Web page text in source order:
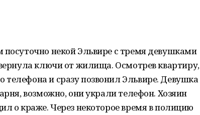
посуточно некой Эльвире с тремя девушками
ключи от жилища. Осмотрев квартиру,
и сразу позвонил Эльвире. Девушка
возможно, они украли телефон. Хозяин
о краже. Через некоторое время в полицию